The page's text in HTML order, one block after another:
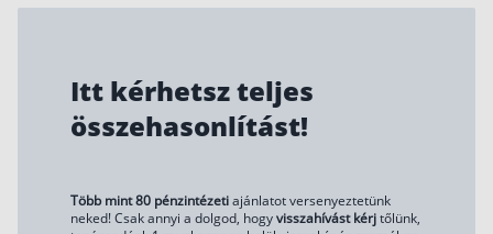
Itt kérhetsz teljes
összehasonlítást!
Több mint 80 pénzintézetiajánlatot versenyeztetünk
neked! Csak annyi a dolgod, hogyvisszahívást kérjtőlünk,